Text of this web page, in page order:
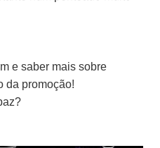
e saber mais sobre
da promoção!